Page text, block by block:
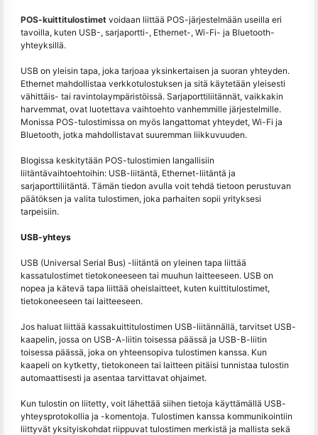
POS-kuittitulostimet voidaan liittää POS-järjestelmään useilla eri
tavoilla, kuten USB-, sarjaportti-, Ethernet-, Wi-Fi- ja Bluetooth-
yhteyksillä.
USB on yleisin tapa, joka tarjoaa yksinkertaisen ja suoran yhteyden.
Ethernet mahdollistaa verkkotulostuksen ja sitä käytetään yleisesti
vähittäis- tai ravintolaympäristöissä. Sarjaporttiliitännät, vaikkakin
harvemmat, ovat luotettava vaihtoehto vanhemmille järjestelmille.
Monissa POS-tulostimissa on myös langattomat yhteydet, Wi-Fi ja
Bluetooth, jotka mahdollistavat suuremman liikkuvuuden.
Blogissa keskitytään POS-tulostimien langallisiin
liitäntävaihtoehtoihin: USB-liitäntä, Ethernet-liitäntä ja
sarjaporttiliitäntä. Tämän tiedon avulla voit tehdä tietoon perustuvan
päätöksen ja valita tulostimen, joka parhaiten sopii yrityksesi
tarpeisiin.
USB-yhteys
USB (Universal Serial Bus) -liitäntä on yleinen tapa liittää
kassatulostimet tietokoneeseen tai muuhun laitteeseen. USB on
nopea ja kätevä tapa liittää oheislaitteet, kuten kuittitulostimet,
tietokoneeseen tai laitteeseen.
Jos haluat liittää kassakuittitulostimen USB-liitännällä, tarvitset USB-
kaapelin, jossa on USB-A-liitin toisessa päässä ja USB-B-liitin
toisessa päässä, joka on yhteensopiva tulostimen kanssa. Kun
kaapeli on kytketty, tietokoneen tai laitteen pitäisi tunnistaa tulostin
automaattisesti ja asentaa tarvittavat ohjaimet.
Kun tulostin on liitetty, voit lähettää siihen tietoja käyttämällä USB-
yhteysprotokollia ja -komentoja. Tulostimen kanssa kommunikointiin
liittyvät yksityiskohdat riippuvat tulostimen merkistä ja mallista sekä